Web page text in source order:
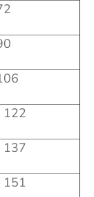
122
137
151